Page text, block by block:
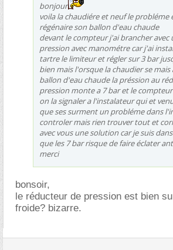
bonjour
voila la chaudiére et neuf le probléme
régénaire son ballon d'eau chaude
devant le compteur j'ai brancher avec
pression avec manométre car j'ai
tartre le limiteur et régler sur 3 bar
bien mais l'orsque la chaudier se mais
ballon d'eau chaude la préssion au
pression monte a 7 bar et le
on la signaler a l'instalateur qui et
que ses surment un probléme dans
controler mais rien trouver tout et
avec vous une solution car je suis
que les 7 bar risque de faire éclater
merci
bonsoir,
le réducteur de pression est bien
froide? bizarre.